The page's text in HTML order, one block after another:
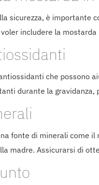
sicurezza, è importante
includere la
che possono
durante la gravidanza,
fonte di minerali come
madre. Assicurarsi di